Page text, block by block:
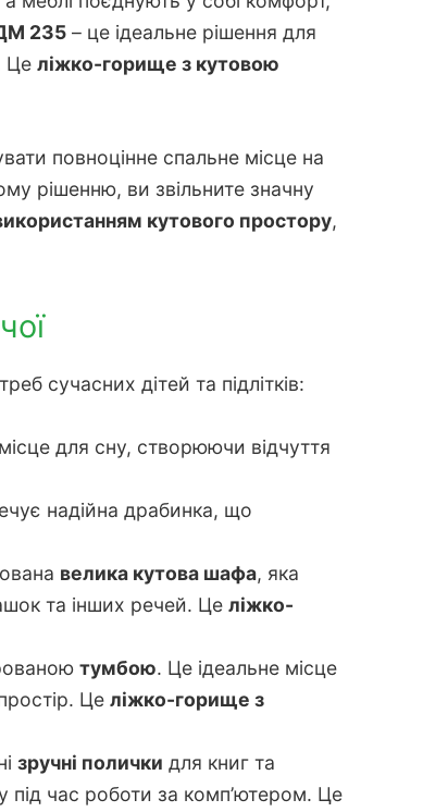
235 – це ідеальне рішення для
Це ліжко-горище з кутовою
повноцінне спальне місце на
рішенню, ви звільните значну
кутового простору,
сучасних дітей та підлітків:
для сну, створюючи відчуття
надійна драбинка, що
велика кутова шафа, яка
та інших речей. Це ліжко-
тумбою. Це ідеальне місце
Це ліжко-горище з
зручні полички для книг та
час роботи за комп’ютером. Це